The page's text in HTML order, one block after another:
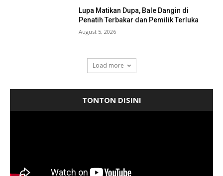
Lupa Matikan Dupa, Bale Dangin di
Penatih Terbakar dan Pemilik Terluka
August 5, 2026
Load more
TONTON DISINI